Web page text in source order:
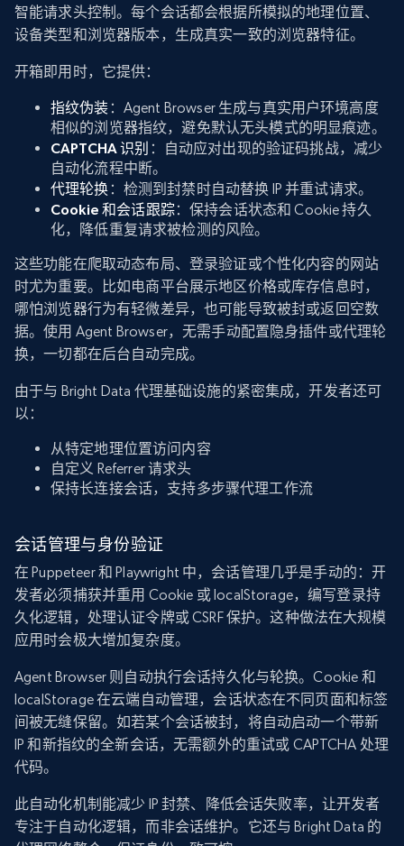
智能请求头控制。每个会话都会根据所模拟的地理位置、
设备类型和浏览器版本，生成真实一致的浏览器特征。
开箱即用时，它提供：
指纹伪装 ：Agent Browser 生成与真实用户环境高度
相似的浏览器指纹，避免默认无头模式的明显痕迹。
CAPTCHA 识别 ：自动应对出现的验证码挑战，减少
自动化流程中断。
代理轮换 ：检测到封禁时自动替换 IP 并重试请求。
Cookie 和会话跟踪：保持会话状态和 Cookie 持久
化，降低重复请求被检测的风险。
这些功能在爬取动态布局、登录验证或个性化内容的网站
时尤为重要。比如电商平台展示地区价格或库存信息时，
哪怕浏览器行为有轻微差异，也可能导致被封或返回空数
据。使用 Agent Browser，无需手动配置隐身插件或代理轮
换，一切都在后台自动完成。
由于与 Bright Data 代理基础设施的紧密集成，开发者还可
以：
从特定地理位置访问内容
自定义 Referrer 请求头
保持长连接会话，支持多步骤代理工作流
会话管理与身份验证
在 Puppeteer 和 Playwright 中，会话管理几乎是手动的：开
发者必须捕获并重用 Cookie 或 localStorage，编写登录持
久化逻辑，处理认证令牌或 CSRF 保护。这种做法在大规模
应用时会极大增加复杂度。
Agent Browser 则自动执行会话持久化与轮换。Cookie 和
localStorage 在云端自动管理，会话状态在不同页面和标签
间被无缝保留。如若某个会话被封，将自动启动一个带新
IP 和新指纹的全新会话，无需额外的重试或 CAPTCHA 处理
代码。
此自动化机制能减少 IP 封禁、降低会话失败率，让开发者
专注于自动化逻辑，而非会话维护。它还与 Bright Data 的